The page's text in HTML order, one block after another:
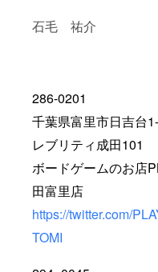
石毛 祐介
286-0201
千葉県富里市日吉台
レブリティ成田101
ボードゲームのお店
田富里店
https://twitter.com/
TOMI